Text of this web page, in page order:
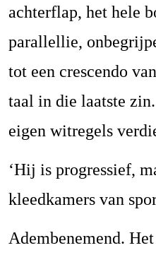
achterflap, het hele
parallellie,
tot een crescendo
taal in die laatste
eigen witregels
‘Hij is progressief,
kleedkamers van
Adembenemend.